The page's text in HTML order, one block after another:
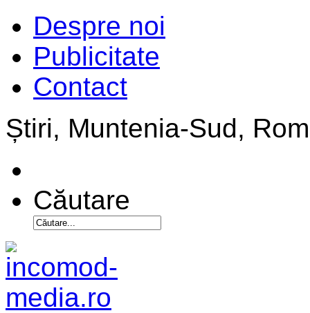
Despre noi
Publicitate
Contact
Știri, Muntenia-Sud,
Căutare